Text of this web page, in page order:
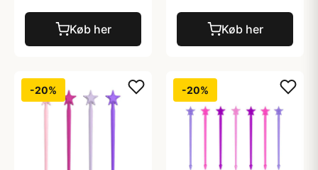
Køb her Køb her
-20% -20%